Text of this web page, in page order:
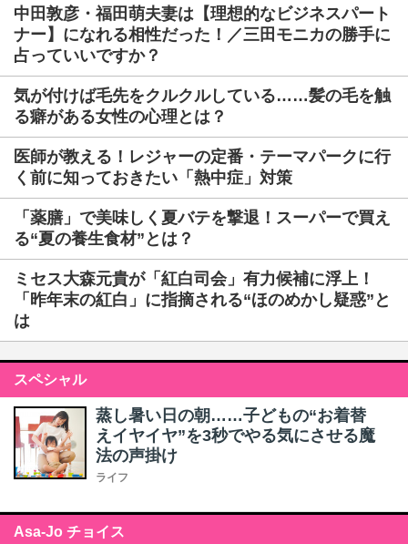
中田敦彦・福田萌夫妻は【理想的なビジネスパート
ナー】になれる相性だった！／三田モニカの勝手に
占っていいですか？
気が付けば毛先をクルクルしている……髪の毛を触
る癖がある女性の心理とは？
医師が教える！レジャーの定番・テーマパークに行
く前に知っておきたい「熱中症」対策
「薬膳」で美味しく夏バテを撃退！スーパーで買え
る“夏の養生食材”とは？
ミセス大森元貴が「紅白司会」有力候補に浮上！
「昨年末の紅白」に指摘される“ほのめかし疑惑”と
は
スペシャル
蒸し暑い日の朝……子どもの“お着替
えイヤイヤ”を3秒でやる気にさせる魔
法の声掛け
ライフ
Asa-Jo チョイス